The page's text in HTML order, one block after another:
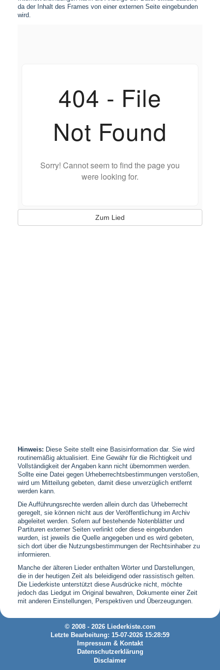
da der Inhalt des Frames von einer externen Seite eingebunden
wird.
Zum Lied
Hinweis: Diese Seite stellt eine Basisinformation dar. Sie wird
routinemäßig aktualisiert. Eine Gewähr für die Richtigkeit und
Vollständigkeit der Angaben kann nicht übernommen werden.
Sollte eine Datei gegen Urheberrechtsbestimmungen verstoßen,
wird um Mitteilung gebeten, damit diese unverzüglich entfernt
werden kann.
Die Aufführungsrechte werden allein durch das Urheberrecht
geregelt, sie können nicht aus der Veröffentlichung im Archiv
abgeleitet werden. Sofern auf bestehende Notenblätter und
Partituren externer Seiten verlinkt oder diese eingebunden
wurden, ist jeweils die Quelle angegeben und es wird gebeten,
sich dort über die Nutzungsbestimmungen der Rechtsinhaber zu
informieren.
Manche der älteren Lieder enthalten Wörter und Darstellungen,
die in der heutigen Zeit als beleidigend oder rassistisch gelten.
Die Liederkiste unterstützt diese Ausdrücke nicht, möchte
jedoch das Liedgut im Original bewahren, Dokumente einer Zeit
mit anderen Einstellungen, Perspektiven und Überzeugungen.
© 2008 - 2026 Liederkiste.com
Letzte Bearbeitung: 15-07-2026 15:28:59
Impressum & Kontakt
Datenschutzerklärung
Disclaimer